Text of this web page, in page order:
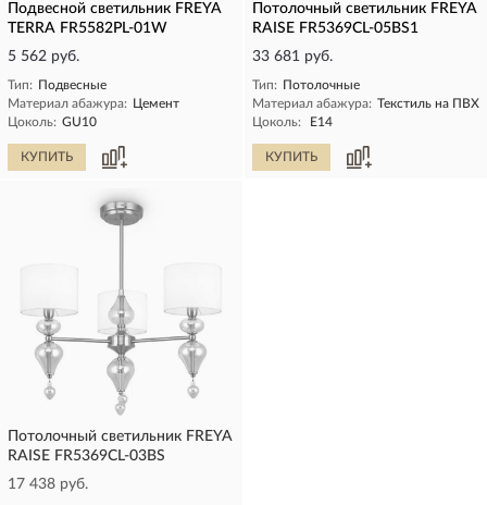
Подвесной светильник FREYA
TERRA FR5582PL-01W
5 562 руб.
Тип: Подвесные
Материал абажура: Цемент
Цоколь: GU10
КУПИТЬ
Потолочный светильник FREYA
RAISE FR5369CL-05BS1
33 681 руб.
Тип: Потолочные
Материал абажура: Текстиль на ПВХ
Цоколь:
E14
КУПИТЬ
Потолочный светильник FREYA
RAISE FR5369CL-03BS
17 438 руб.